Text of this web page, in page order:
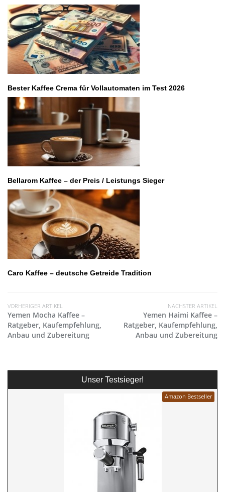
Bester Kaffee Crema für Vollautomaten im Test 2026
Bellarom Kaffee – der Preis / Leistungs Sieger
Caro Kaffee – deutsche Getreide Tradition
VORHERIGER ARTIKEL
Yemen Mocha Kaffee –
Ratgeber, Kaufempfehlung,
Anbau und Zubereitung
NÄCHSTER ARTIKEL
Yemen Haimi Kaffee –
Ratgeber, Kaufempfehlung,
Anbau und Zubereitung
Unser Testsieger!
Amazon Bestseller